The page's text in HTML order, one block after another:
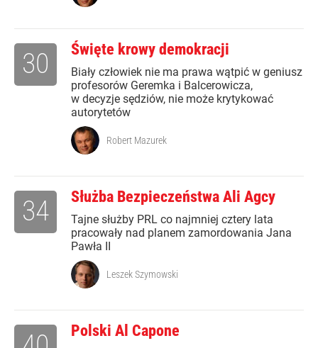
Święte krowy demokracji
Biały człowiek nie ma prawa wątpić w geniusz
profesorów Geremka i Balcerowicza,
w decyzje sędziów, nie może krytykować
autorytetów
30
Robert Mazurek
Służba Bezpieczeństwa Ali Agcy
Tajne służby PRL co najmniej cztery lata
pracowały nad planem zamordowania Jana
Pawła II
34
Leszek Szymowski
Polski Al Capone